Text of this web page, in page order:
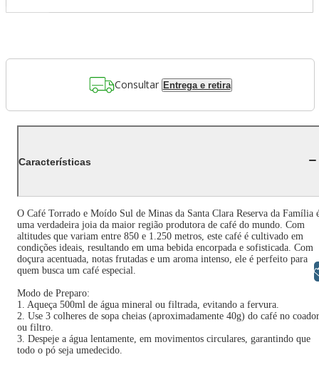
Consultar Entrega e retira
Características
O Café Torrado e Moído Sul de Minas da Santa Clara Reserva da Família
uma verdadeira joia da maior região produtora de café do mundo. Com
altitudes que variam entre 850 e 1.250 metros, este café é cultivado em
condições ideais, resultando em uma bebida encorpada e sofisticada. Com
doçura acentuada, notas frutadas e um aroma intenso, ele é perfeito para
quem busca um café especial.
Modo de Preparo:
1. Aqueça 500ml de água mineral ou filtrada, evitando a fervura.
2. Use 3 colheres de sopa cheias (aproximadamente 40g) do café no coador
ou filtro.
3. Despeje a água lentamente, em movimentos circulares, garantindo que
todo o pó seja umedecido.